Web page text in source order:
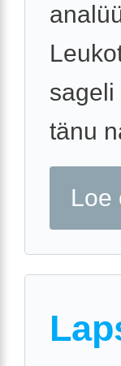
sageli
tänu
Loe